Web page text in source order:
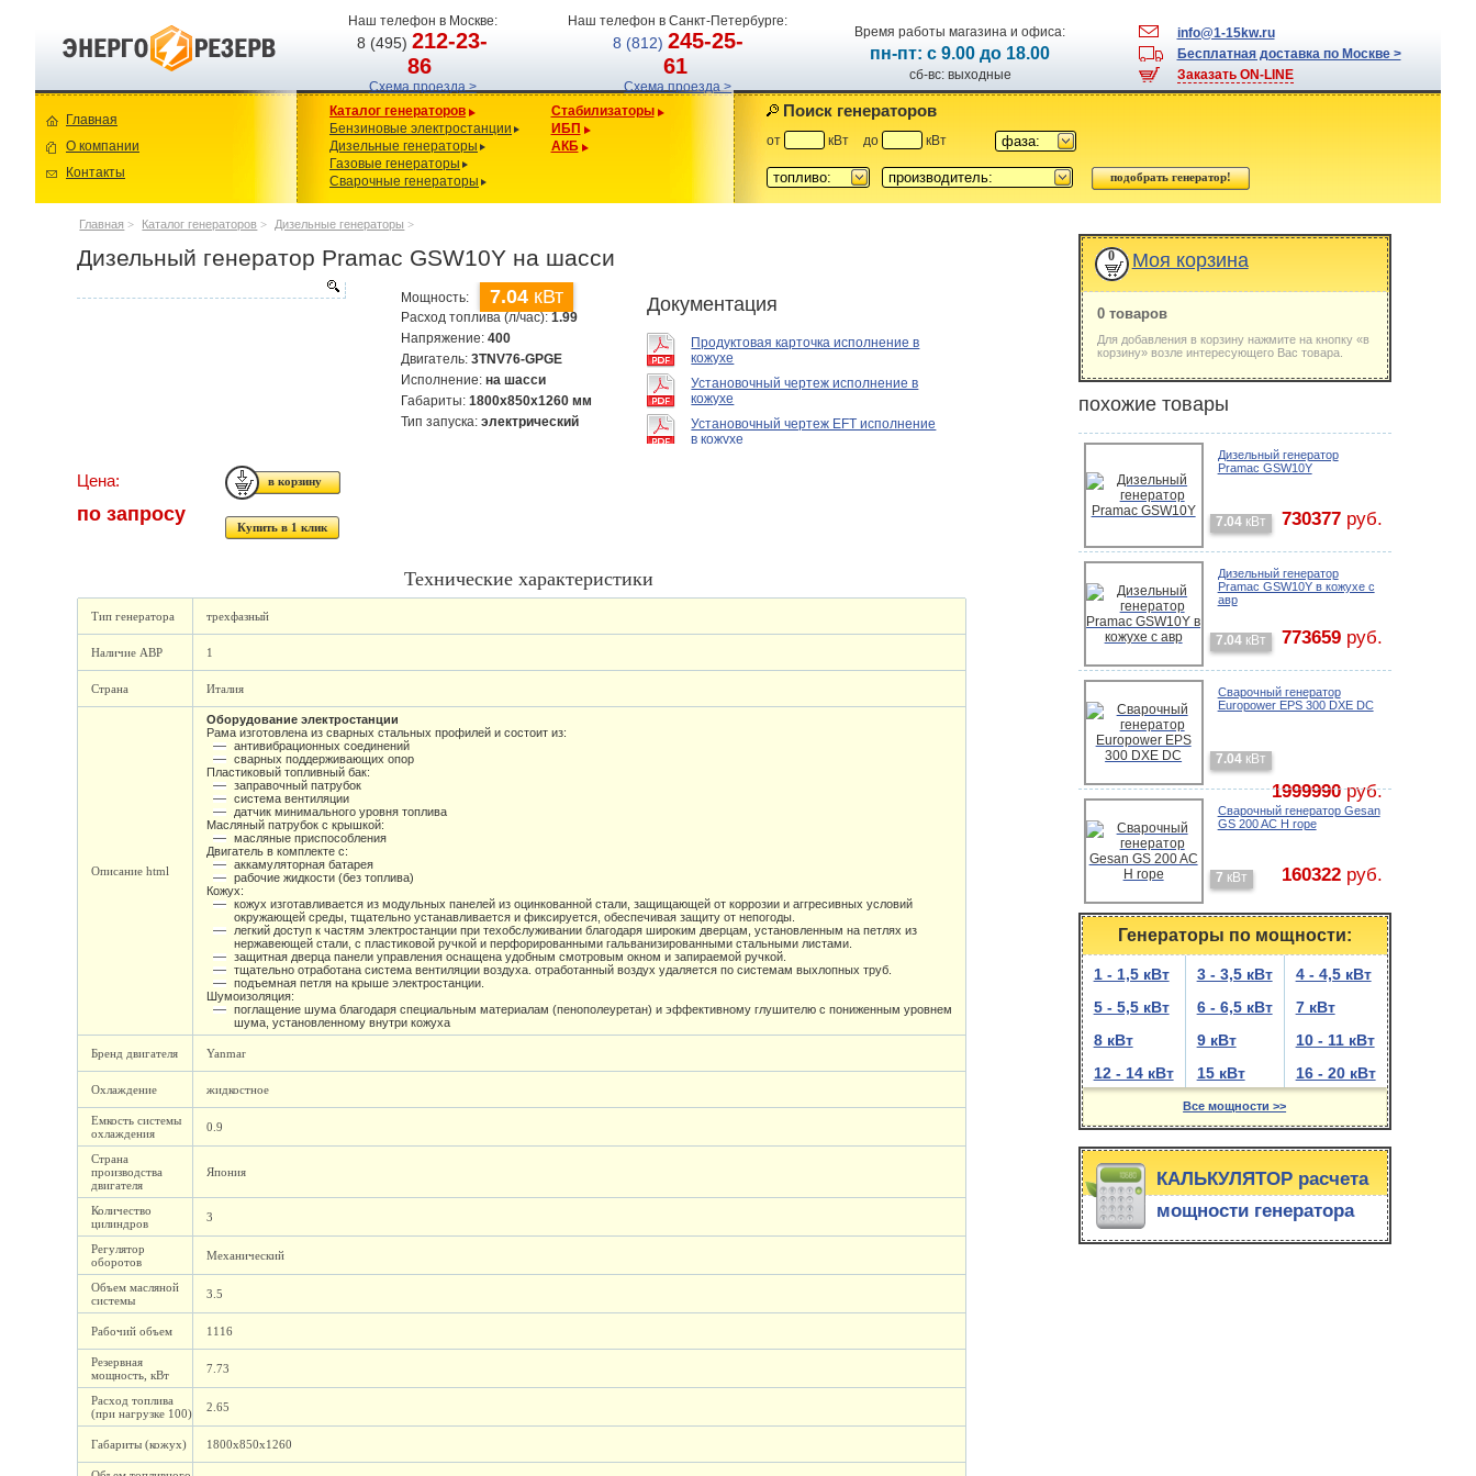
Наш телефон в Москве:
8 (495)212-23-
86
Схема проезда >
Наш телефон в Санкт-Петербурге:
8 (812) 245-25-
61
Схема проезда >
Время работы магазина и офиса:
пн-пт: с 9.00 до 18.00
сб-вс: выходные
info@1-15kw.ru
Бесплатная доставка по Москве >
Заказать ON-LINE
Главная
О компании
Контакты
Каталог генераторов
Бензиновые электростанции
Дизельные генераторы
Газовые генераторы
Сварочные генераторы
Стабилизаторы
ИБП
АКБ
Поиск генераторов
от кВт до кВт фаза:
топливо: производитель:
Главная > Каталог генераторов > Дизельные генераторы >
Дизельный генератор Pramac GSW10Y на шасси
Мощность: 7.04 кВт
Расход топлива (л/час):1.99
Напряжение:400
Двигатель:3TNV76-GPGE
Исполнение:на шасси
Габариты:1800х850х1260 мм
Тип запуска:электрический
Документация
Продуктовая карточка исполнение в
кожухе
Установочный чертеж исполнение в
кожухе
Установочный чертеж EFT исполнение
в кожухе
Цена:
по запросу
Купить в 1 клик
Технические характеристики
Тип генератора трехфазный
Наличие АВР 1
Страна Италия
Описание html
Оборудование электростанции
Рама изготовлена из сварных стальных профилей и состоит из:
антивибрационных соединений
сварных поддерживающих опор
Пластиковый топливный бак:
заправочный патрубок
система вентиляции
датчик минимального уровня топлива
Масляный патрубок с крышкой:
масляные приспособления
Двигатель в комплекте с:
аккамуляторная батарея
рабочие жидкости (без топлива)
Кожух:
кожух изготавливается из модульных панелей из оцинкованной стали, защищающей от коррозии и аггресивных условий
окружающей среды, тщательно устанавливается и фиксируется, обеспечивая защиту от непогоды.
легкий доступ к частям электростанции при техобслуживании благодаря широким дверцам, установленным на петлях из
нержавеющей стали, с пластиковой ручкой и перфорированными гальванизированными стальными листами.
защитная дверца панели управления оснащена удобным смотровым окном и запираемой ручкой.
тщательно отработана система вентиляции воздуха. отработанный воздух удаляется по системам выхлопных труб.
подъемная петля на крыше электростанции.
Шумоизоляция:
поглащение шума благодаря специальным материалам (пенополеуретан) и эффективному глушителю с пониженным уровнем
шума, установленному внутри кожуха
Бренд двигателя Yanmar
Охлаждение жидкостное
Емкость системы
охлаждения
0.9
Страна
производства
двигателя
Япония
Количество
цилиндров
3
Регулятор
оборотов
Механический
Объем масляной
системы
3.5
Рабочий объем 1116
Резервная
мощность, кВт
7.73
Расход топлива
(при нагрузке 100)
2.65
Габариты (кожух) 1800х850х1260
0 Моя корзина
0 товаров
Для добавления в корзину нажмите на кнопку «в
корзину» возле интересующего Вас товара.
похожие товары
Дизельный генератор
Pramac GSW10Y
7.04кВт 730377руб.
Дизельный генератор
Pramac GSW10Y в кожухе с
авр
7.04кВт 773659руб.
Сварочный генератор
Europower EPS 300 DXE DC
7.04кВт
1999990руб.
Cварочный генератор Gesan
GS 200 AC H rope
7 кВт 160322руб.
Генераторы по мощности:
1 - 1,5 кВт 3 - 3,5 кВт
4 - 4,5 кВт
5 - 5,5 кВт
6 - 6,5 кВт
7 кВт
8 кВт
9 кВт
10 - 11 кВт
12 - 14 кВт
15 кВт 16 - 20 кВт
Все мощности >>
КАЛЬКУЛЯТОР расчета
мощности генератора